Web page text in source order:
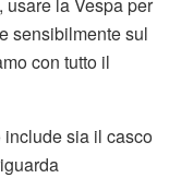
sensibilmente sul
con tutto il
include sia il casco